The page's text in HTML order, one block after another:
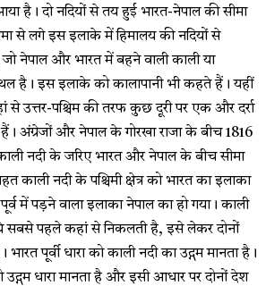
है। दो नदियों से तय हुई भारत-नेपाल की सीमा
से लगे इस इलाके में हिमालय की नदियों से
नेपाल और भारत में बहने वाली काली या
है। इस इलाके को कालापानी भी कहते हैं। यहीं
से उत्तर-पश्चिम की तरफ कुछ दूरी पर एक और दर्रा
अंग्रेजों और नेपाल के गोरखा राजा के बीच 1816
नदी के जरिए भारत और नेपाल के बीच सीमा
काली नदी के पश्चिमी क्षेत्र को भारत का इलाका
में पड़ने वाला इलाका नेपाल का हो गया। काली
ये सबसे पहले कहां से निकलती है, इसे लेकर दोनों
पूर्वी धारा को काली नदी का उद्गम मानता है।
उद्गम धारा मानता है और इसी आधार पर दोनों देश